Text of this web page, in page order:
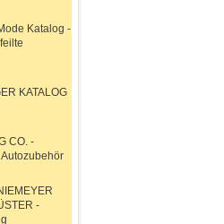
Katalog -
KATALOG
CO. -
Autozubehör
-